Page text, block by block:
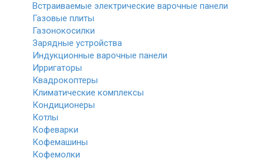
Встраиваемые электрические варочные панели
Газовые плиты
Газонокосилки
Зарядные устройства
Индукционные варочные панели
Ирригаторы
Квадрокоптеры
Климатические комплексы
Кондиционеры
Котлы
Кофеварки
Кофемашины
Кофемолки